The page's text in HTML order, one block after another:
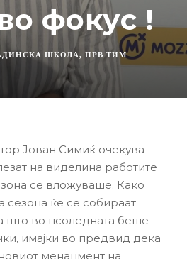
фокус !
ШКОЛА, ПРВ ТИМ
Јован Симиќ очекува
на виделина работите
се вложуваше. Како
сезона ќе се собираат
што во псоледната беше
имајки во предвид дека
менаџмент на